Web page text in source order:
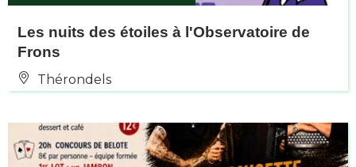
Les nuits des étoiles à l'Observatoire de
Frons
Thérondels